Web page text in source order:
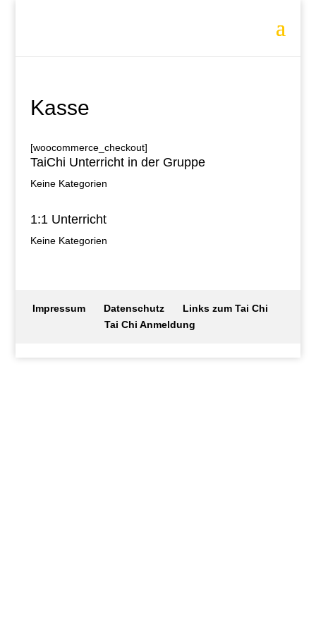
Kasse
[woocommerce_checkout]
TaiChi Unterricht in der Gruppe
Keine Kategorien
1:1 Unterricht
Keine Kategorien
Impressum Datenschutz
Links zum Tai Chi
Tai Chi Anmeldung